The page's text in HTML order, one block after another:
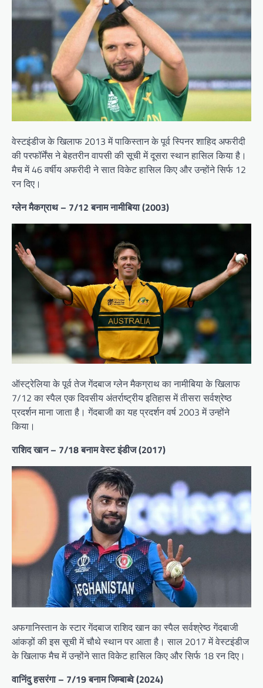
वेस्टइंडीज के खिलाफ 2013 में पाकिस्तान के पूर्व स्पिनर शाहिद अफरीदी
की परफॉर्मेंस ने बेहतरीन वापसी की सूची में दूसरा स्थान हासिल किया है।
मैच में 46 वर्षीय अफरीदी ने सात विकेट हासिल किए और उन्होंने सिर्फ 12
रन दिए।
ग्लेन मैकग्राथ – 7/12 बनाम नामीबिया (2003)
ऑस्ट्रेलिया के पूर्व तेज गेंदबाज ग्लेन मैकग्राथ का नामीबिया के खिलाफ
7/12 का स्पैल एक दिवसीय अंतर्राष्ट्रीय इतिहास में तीसरा सर्वश्रेष्ठ
प्रदर्शन माना जाता है। गेंदबाजी का यह प्रदर्शन वर्ष 2003 में उन्होंने
किया।
राशिद खान – 7/18 बनाम वेस्ट इंडीज (2017)
अफगानिस्तान के स्टार गेंदबाज राशिद खान का स्पैल सर्वश्रेष्ठ गेंदबाजी
आंकड़ों की इस सूची में चौथे स्थान पर आता है। साल 2017 में वेस्टइंडीज
के खिलाफ मैच में उन्होंने सात विकेट हासिल किए और सिर्फ 18 रन दिए।
वानिंदु हसरंगा – 7/19 बनाम जिम्बाब्वे (2024)